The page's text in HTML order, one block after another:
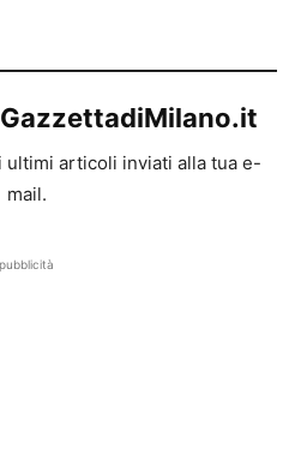
articoli inviati alla tua e-
mail.
pubblicità